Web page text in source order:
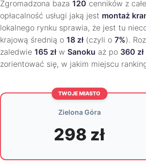
Zgromadzona baza 120 cenników z
opłacalność usługi jaką jest montaż
lokalnego rynku sprawia, że jest tu
krajową średnią o 18 zł(czyli o 7%).
zaledwie 165 złw Sanoku aż po 360 zł
zorientować się, w jakim miejscu
TWOJE MIASTO
Zielona Góra
298 zł